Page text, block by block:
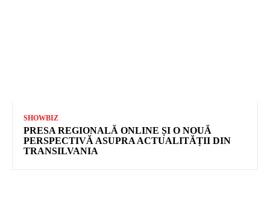
SHOWBIZ
PRESA REGIONALĂ ONLINE ȘI O NOUĂ
PERSPECTIVĂ ASUPRA ACTUALITĂȚII DIN
TRANSILVANIA